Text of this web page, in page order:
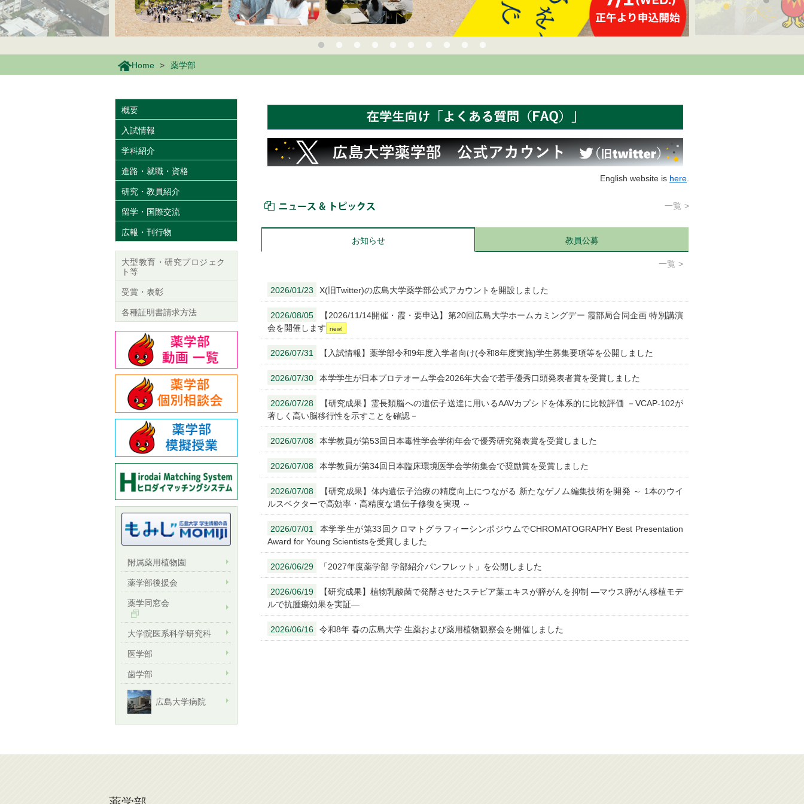
Home 薬学部
English website is here
一覧
お知らせ 教員公募
一覧
2026/01/23 X(旧Twitter)の広島大学薬学部公式アカウントを開設しました
2026/08/05
【2026/11/14開催・霞・要申込】第20回広島大学ホームカミングデー 霞部局合同企画 特別講演
会を開催します
2026/07/31 【入試情報】薬学部令和9年度入学者向け(令和8年度実施)学生募集要項等を公開しました
2026/07/30 本学学生が日本プロテオーム学会2026年大会で若手優秀口頭発表者賞を受賞しました
2026/07/28
【研究成果】霊長類脳への遺伝子送達に用いるAAVカプシドを体系的に比較評価 －VCAP-102が
著しく高い脳移行性を示すことを確認－
2026/07/08 本学教員が第53回日本毒性学会学術年会で優秀研究発表賞を受賞しました
2026/07/08 本学教員が第34回日本臨床環境医学会学術集会で奨励賞を受賞しました
2026/07/08
【研究成果】体内遺伝子治療の精度向上につながる 新たなゲノム編集技術を開発 ～ 1本のウイ
ルスベクターで高効率・高精度な遺伝子修復を実現 ～
2026/07/01
本学学生が第33回クロマトグラフィーシンポジウムでCHROMATOGRAPHY Best Presentation
Award for Young Scientistsを受賞しました
2026/06/29 「2027年度薬学部 学部紹介パンフレット」を公開しました
2026/06/19
【研究成果】植物乳酸菌で発酵させたステビア葉エキスが膵がんを抑制 ―マウス膵がん移植モデ
ルで抗腫瘍効果を実証―
2026/06/16 令和8年 春の広島大学 生薬および薬用植物観察会を開催しました
概要
入試情報
学科紹介
進路・就職・資格
研究・教員紹介
留学・国際交流
広報・刊行物
大型教育・研究プロジェク
ト等
受賞・表彰
各種証明書請求方法
附属薬用植物園
薬学部後援会
薬学同窓会
大学院医系科学研究科
医学部
歯学部
広島大学病院